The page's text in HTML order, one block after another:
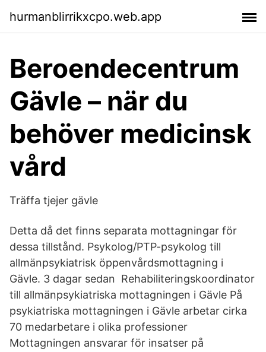
hurmanblirrikxcpo.web.app
Beroendecentrum
Gävle – när du
behöver medicinsk
vård
Träffa tjejer gävle
Detta då det finns separata mottagningar för
dessa tillstånd. Psykolog/PTP-psykolog till
allmänpsykiatrisk öppenvårdsmottagning i
Gävle. 3 dagar sedan Rehabiliteringskoordinator
till allmänpsykiatriska mottagningen i Gävle På
psykiatriska mottagningen i Gävle arbetar cirka
70 medarbetare i olika professioner
Mottagningen ansvarar för insatser på